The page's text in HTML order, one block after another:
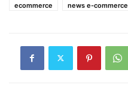
ecommerce
news e-commerce